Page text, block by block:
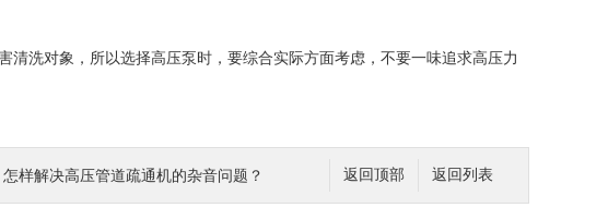
洗对象，所以选择高压泵时，要综合实际方面考虑，不要一味追求高压力
返回列表
返回顶部
怎样解决高压管道疏通机的杂音问题？